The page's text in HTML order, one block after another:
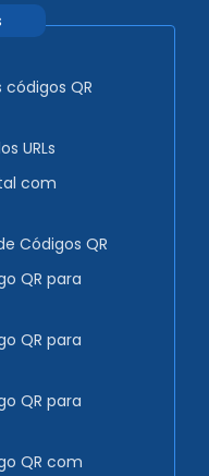
QR
URLs
com
Códigos QR
QR para
QR para
QR para
QR com